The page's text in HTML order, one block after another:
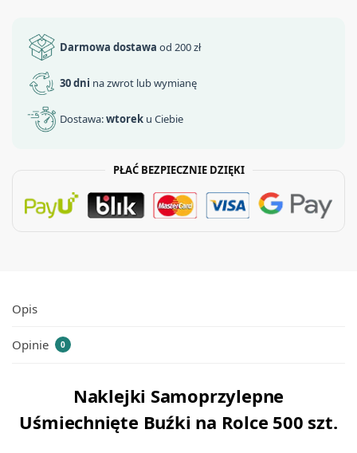
Darmowa dostawa od 200 zł
30 dni na zwrot lub wymianę
Dostawa:wtorek u Ciebie
PŁAĆ BEZPIECZNIE DZIĘKI
Opis
Opinie 0
Naklejki Samoprzylepne
Uśmiechnięte Buźki na Rolce 500 szt.